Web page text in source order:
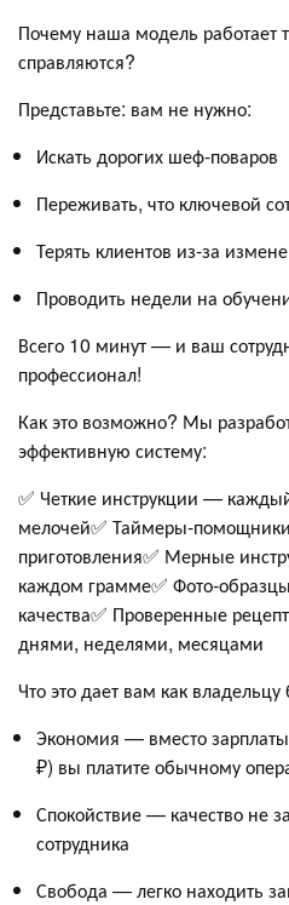
Почему наша модель работает
справляются?
Представьте: вам не нужно:
Искать дорогих шеф-поваров
Переживать, что ключевой
Терять клиентов из-за
Проводить недели на
Всего 10 минут — и ваш
профессионал!
Как это возможно? Мы
эффективную систему:
✅ Четкие инструкции —
мелочей✅ Таймеры-
приготовления✅ Мерные
каждом грамме✅ Фото-
качества✅ Проверенные
днями, неделями, месяцами
Что это дает вам как владельцу
Экономия — вместо
₽) вы платите обычному
Спокойствие — качество не
сотрудника
Свобода — легко находить